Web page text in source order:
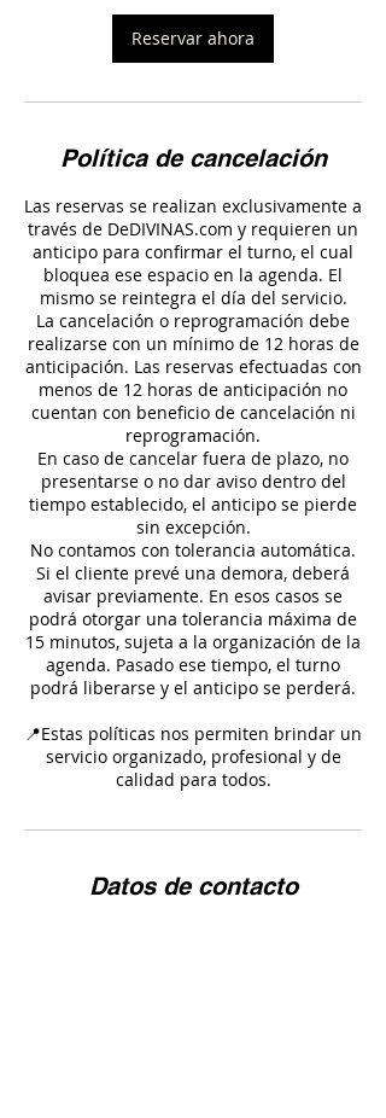
m
n
Reservar ahora
Política de cancelación
Las reservas se realizan exclusivamente a
través de DeDIVINAS.com y requieren un
anticipo para confirmar el turno, el cual
bloquea ese espacio en la agenda. El
mismo se reintegra el día del servicio.
La cancelación o reprogramación debe
realizarse con un mínimo de 12 horas de
anticipación. Las reservas efectuadas con
menos de 12 horas de anticipación no
cuentan con beneficio de cancelación ni
reprogramación.
En caso de cancelar fuera de plazo, no
presentarse o no dar aviso dentro del
tiempo establecido, el anticipo se pierde
sin excepción.
No contamos con tolerancia automática.
Si el cliente prevé una demora, deberá
avisar previamente. En esos casos se
podrá otorgar una tolerancia máxima de
15 minutos, sujeta a la organización de la
agenda. Pasado ese tiempo, el turno
podrá liberarse y el anticipo se perderá.
📍Estas políticas nos permiten brindar un
servicio organizado, profesional y de
Datos de contacto